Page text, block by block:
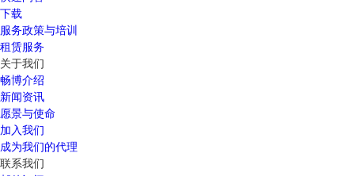
下载
服务政策与培训
租赁服务
关于我们
畅博介绍
新闻资讯
愿景与使命
加入我们
成为我们的代理
联系我们